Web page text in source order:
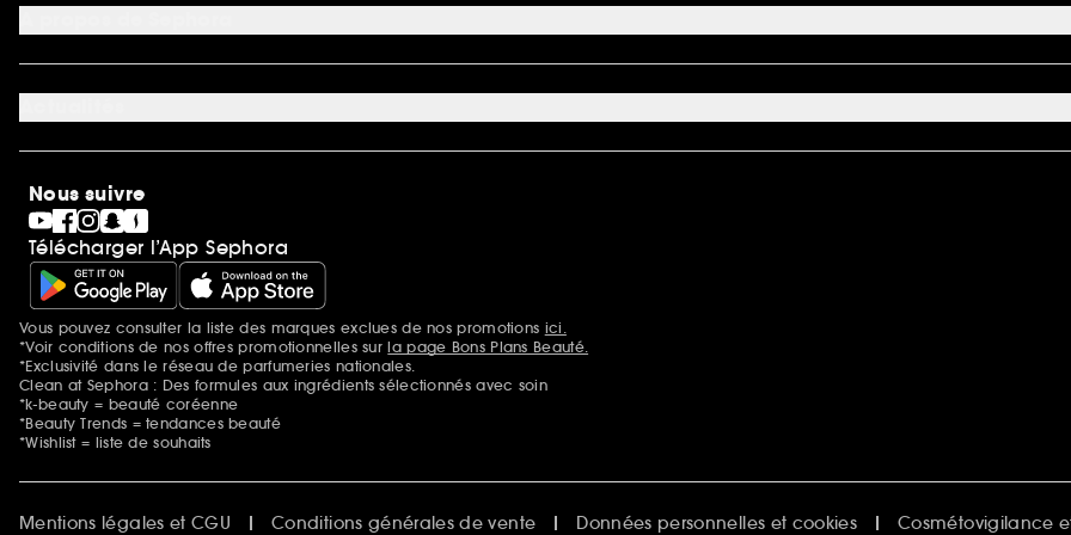
*Conditions de nos offres
*Exclusion des promotions
Rappels produits
Qui sommes-nous ?
Carrières
Magasins
Idées cadeaux
Gravure parfum
Black Friday
Soldes
SEPHORA edit
Sephora Prize
Sephora Beautiful Club
Clean at Sephora
Idées & Inspirations Beauté
Nous suivre
Télécharger l’App Sephora
Mentions additionnelles
Vous pouvez consulter la liste des marques exclues de nos promotions ici.
*Voir conditions de nos offres promotionnelles surla page Bons Plans Beauté.
*Exclusivité dans le réseau de parfumeries nationales.
Clean at Sephora : Des formules aux ingrédients sélectionnés avec soin
*k-beauty = beauté coréenne
*Beauty Trends = tendances beauté
*Wishlist = liste de souhaits
Mentions légales et CGU Conditions générales de vente Données personnelles et cookies Cosmétovigilance